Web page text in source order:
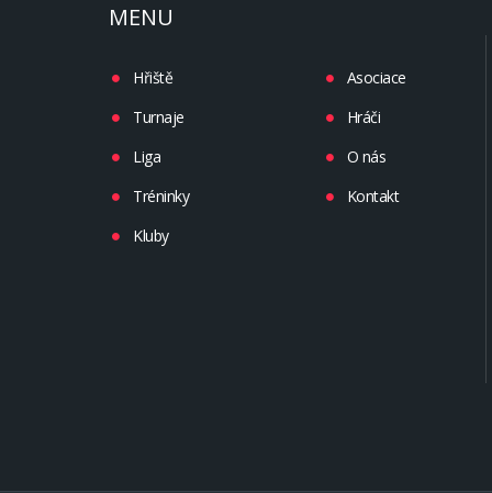
MENU
Hřiště
Turnaje
Liga
Tréninky
Kluby
Asociace
Hráči
O nás
Kontakt